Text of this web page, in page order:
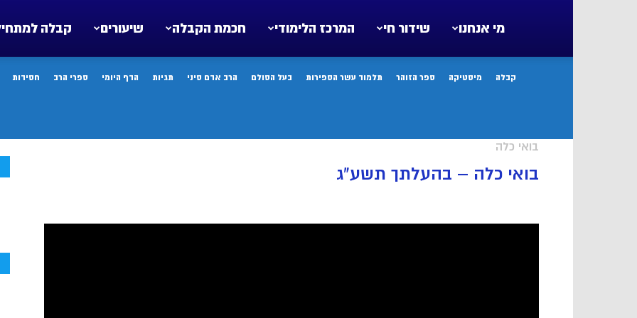
קבלה שיעורים חכמת הקבלה המרכז הלימודי שידור חי מי אנחנו
קבלה מיסטיקה ספר הזוהר תלמוד עשר הספירות בעל הסולם הרב אדם סיני תגיות הדף היומי ספרי הרב חסידות
בואי כלה
בואי כלה – בהעלתך תשע"ג